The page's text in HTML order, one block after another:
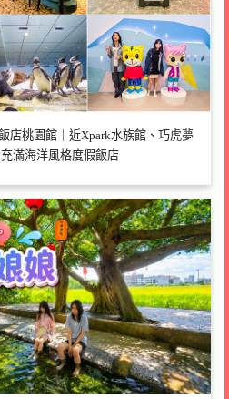
店桃園館｜近Xpark水族館、巧虎夢
滿海洋風格度假飯店